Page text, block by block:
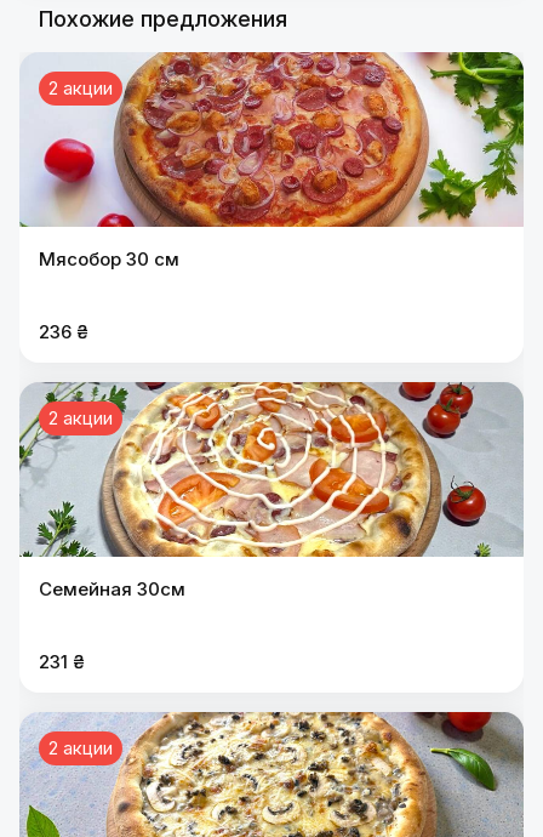
Похожие предложения
2 акции
Мясобор 30 см
236 ₴
2 акции
Семейная 30см
231 ₴
2 акции